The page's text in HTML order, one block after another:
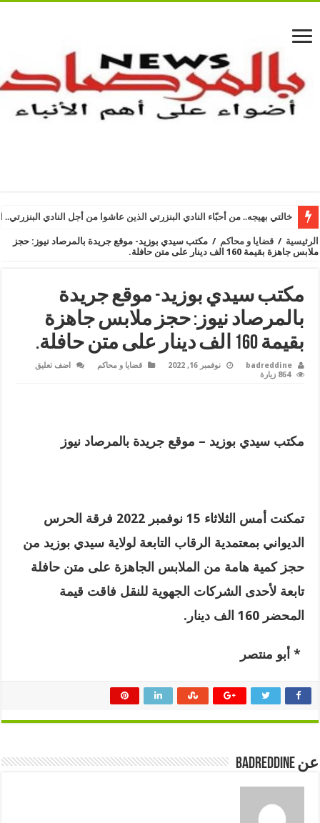
خالتي بهيجه.. من أحبّاء النادي البنزرتي الذين عاشوا من أجل النادي البنزرتي..
الرئيسية / قضايا و محاكم / مكتب سيدي بوزيد- موقع جريدة بالمرصاد نيوز: حجز
ملابس جاهزة بقيمة 160 الف دينار على متن حافلة.
مكتب سيدي بوزيد- موقع جريدة
بالمرصاد نيوز: حجز ملابس جاهزة
بقيمة 160 الف دينار على متن حافلة.
badreddine نوفمبر 16, 2022 قضايا و محاكم
اضف تعليق
864 زيارة
مكتب سيدي بوزيد – موقع جريدة بالمرصاد نيوز
تمكنت أمس الثلاثاء 15 نوفمبر 2022 فرقة الحرس
الديواني بمعتمدية الرقاب التابعة لولاية سيدي بوزيد من
حجز كمية هامة من الملابس الجاهزة على متن حافلة
تابعة لأحدى الشركات الجهوية للنقل فاقت قيمة
المحضر 160 الف دينار.
* أبو منتصر
عن badreddine